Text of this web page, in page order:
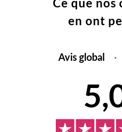
en ont
Avis global ·